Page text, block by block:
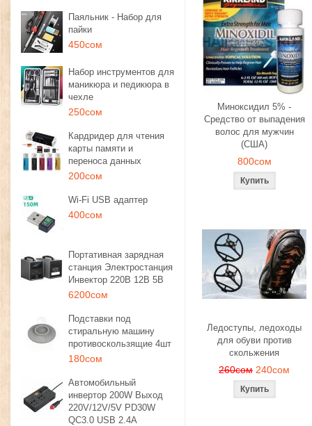
Паяльник - Набор для
пайки
450сом
Набор инструментов для
маникюра и педикюра в
чехле
250сом
Кардридер для чтения
карты памяти и
переноса данных
200сом
Wi-Fi USB адаптер
400сом
Портативная зарядная
станция Электростанция
Инвектор 220В 12В 5В
6200сом
Подставки под
стиральную машину
противоскользящие 4шт
180сом
Автомобильный
инвертор 200W Выход
220V/12V/5V PD30W
QC3.0 USB 2.4A
Миноксидил 5% -
Средство от выпадения
волос для мужчин
(США)
800сом
Ледоступы, ледоходы
для обуви против
скольжения
260сом 240сом